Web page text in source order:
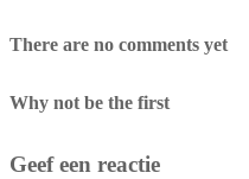
There are no comments yet
Why not be the first
Geef een reactie